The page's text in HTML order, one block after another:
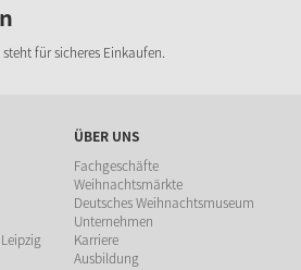
für sicheres Einkaufen.
ÜBER UNS
Fachgeschäfte
Weihnachtsmärkte
Deutsches Weihnachtsmuseum
Unternehmen
Karriere
Ausbildung